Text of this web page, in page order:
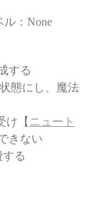
ル：None
する
態にし、魔法
け【 ニュート
きない
る